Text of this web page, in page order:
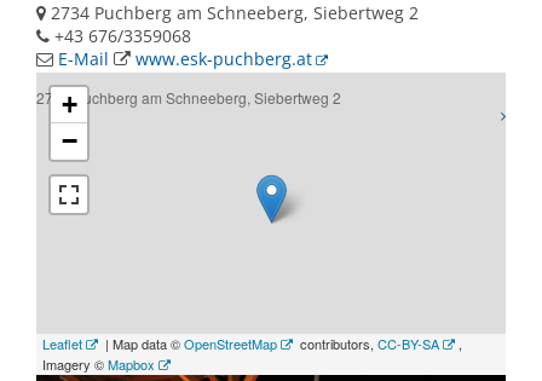
2734 Puchberg am Schneeberg, Siebertweg 2
+43 676/3359068
E-Mail
www.esk-puchberg.at
2734 Puchberg am Schneeberg, Siebertweg 2
+
−
Leaflet | Map data ©OpenStreetMap contributors, CC-BY-SA
,
Imagery ©Mapbox